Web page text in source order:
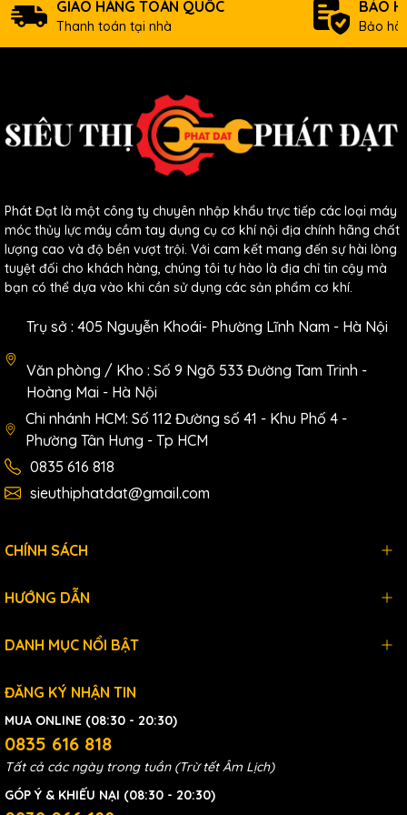
Thông số kĩ thuậtBơm Điện Thủy Lực DB075D2:
Model :DB075D2
Nguồn :220V-50/60Hz
Công suất :750W
Tốc độ :1400v/phút
Van điều khiển :2 van từ
Áp suất cao :70MPa
Lưu lượng dầu áp cao :0.9L/phút
Trọng lượng :24kg
Thương hiệu :PADA
GIAO HÀNG TOÀN QUỐC
Thanh toán tại nhà
BẢO
Bảo
Phát Đạt là một công ty chuyên nhập khẩu trực tiếp các loại máy
móc thủy lực máy cầm tay dụng cụ cơ khí nội địa chính hãng chất
lượng cao và độ bền vượt trội. Với cam kết mang đến sự hài lòng
tuyệt đối cho khách hàng, chúng tôi tự hào là địa chỉ tin cậy mà
bạn có thể dựa vào khi cần sử dụng các sản phẩm cơ khí.
Trụ sở : 405 Nguyễn Khoái- Phường Lĩnh Nam - Hà Nội
Văn phòng / Kho : Số 9 Ngõ 533 Đường Tam Trinh -
Hoàng Mai - Hà Nội
Chi nhánh HCM: Số 112 Đường số 41 - Khu Phố 4 -
Phường Tân Hưng - Tp HCM
0835 616 818
sieuthiphatdat@gmail.com
CHÍNH SÁCH
HƯỚNG DẪN
DANH MỤC NỔI BẬT
ĐĂNG KÝ NHẬN TIN
MUA ONLINE (08:30 - 20:30)
0835 616 818
Tất cả các ngày trong tuần (Trừ tết Âm Lịch)
GÓP Ý & KHIẾU NẠI (08:30 - 20:30)